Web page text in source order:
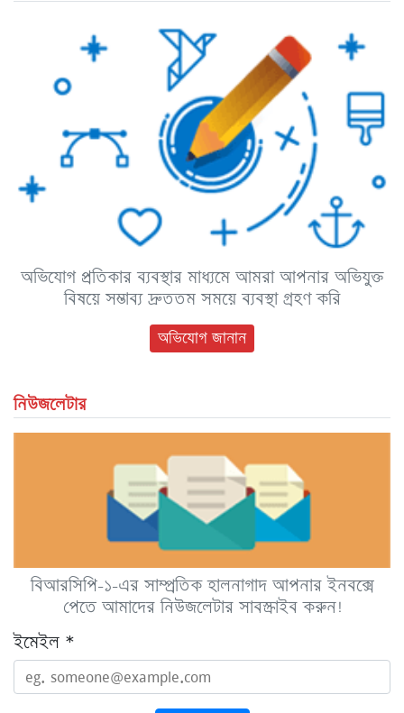
অভিযোগ প্রতিকার ব্যবস্থার মাধ্যমে আমরা আপনার অভিযুক্ত
বিষয়ে সম্ভাব্য দ্রুততম সময়ে ব্যবস্থা গ্রহণ করি
অভিযোগ জানান
নিউজলেটার
বিআরসিপি-১-এর সাম্প্রতিক হালনাগাদ আপনার ইনবক্সে
পেতে আমাদের নিউজলেটার সাবস্ক্রাইব করুন!
ইমেইল *